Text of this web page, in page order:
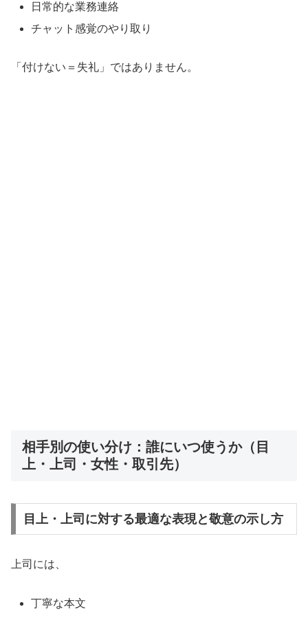
日常的な業務連絡
チャット感覚のやり取り
「付けない＝失礼」ではありません。
相手別の使い分け：誰にいつ使うか（目
上・上司・女性・取引先）
目上・上司に対する最適な表現と敬意の示し方
上司には、
丁寧な本文